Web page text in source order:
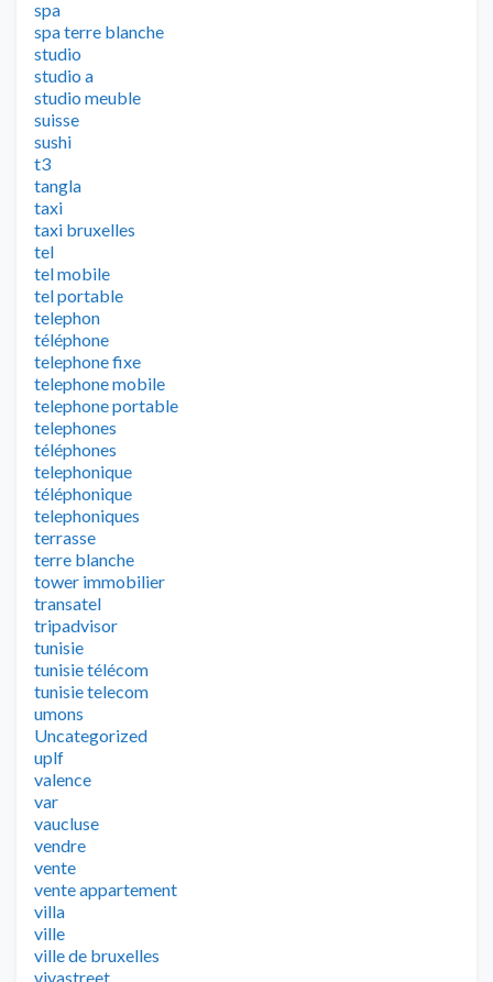
spa
spa terre blanche
studio
studio a
studio meuble
suisse
sushi
t3
tangla
taxi
taxi bruxelles
tel
tel mobile
tel portable
telephon
téléphone
telephone fixe
telephone mobile
telephone portable
telephones
téléphones
telephonique
téléphonique
telephoniques
terrasse
terre blanche
tower immobilier
transatel
tripadvisor
tunisie
tunisie télécom
tunisie telecom
umons
Uncategorized
uplf
valence
var
vaucluse
vendre
vente
vente appartement
villa
ville
ville de bruxelles
vivastreet